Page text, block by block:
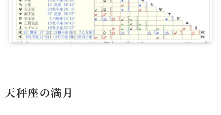
天秤座の満月